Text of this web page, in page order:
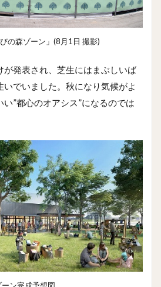
の森ゾーン」(8月1日 撮影)
が発表され、芝生にはまぶしいば
でいました。秋になり気候がよ
い”都心のオアシス”になるのでは
ン完成予想図